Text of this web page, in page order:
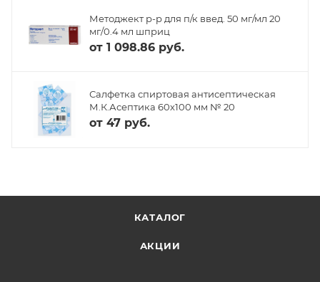
Методжект р-р для п/к введ. 50 мг/мл 20
мг/0.4 мл шприц
от 1 098.86 руб.
Салфетка спиртовая антисептическая
М.К.Асептика 60х100 мм № 20
от 47 руб.
КАТАЛОГ
АКЦИИ